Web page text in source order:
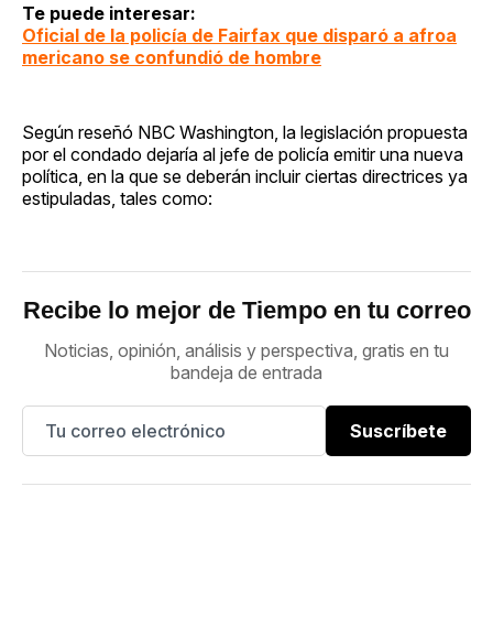
Te puede interesar:
Oficial de la policía de Fairfax que disparó a afroa
mericano se confundió de hombre
Según reseñó NBC Washington, la legislación propuesta
por el condado dejaría al jefe de policía emitir una nueva
política, en la que se deberán incluir ciertas directrices ya
estipuladas, tales como:
Recibe lo mejor de Tiempo en tu correo
Noticias, opinión, análisis y perspectiva, gratis en tu
bandeja de entrada
Suscríbete